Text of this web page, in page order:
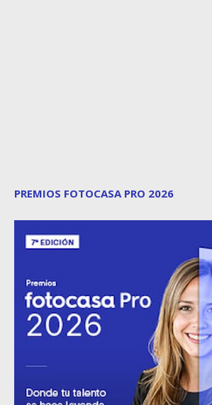
PREMIOS FOTOCASA PRO 2026